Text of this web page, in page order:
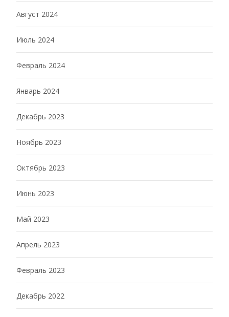
Август 2024
Июль 2024
Февраль 2024
Январь 2024
Декабрь 2023
Ноябрь 2023
Октябрь 2023
Июнь 2023
Май 2023
Апрель 2023
Февраль 2023
Декабрь 2022